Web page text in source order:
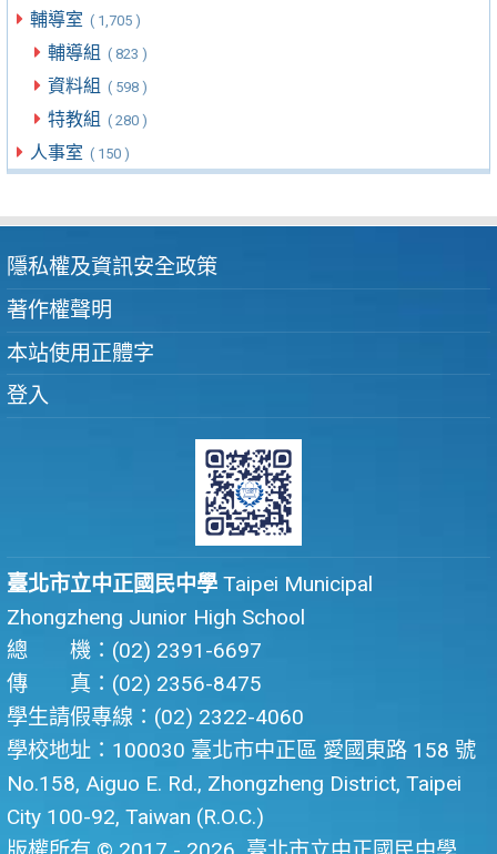
輔導室 ( 1,705 )
輔導組 ( 823 )
資料組 ( 598 )
特教組 ( 280 )
人事室 ( 150 )
隱私權及資訊安全政策
著作權聲明
本站使用正體字
登入
臺北市立中正國民中學 Taipei Municipal
Zhongzheng Junior High School
總 機：(02) 2391-6697
傳 真：(02) 2356-8475
學生請假專線：(02) 2322-4060
學校地址：100030 臺北市中正區 愛國東路 158 號
No.158, Aiguo E. Rd., Zhongzheng District, Taipei
City 100-92, Taiwan (R.O.C.)